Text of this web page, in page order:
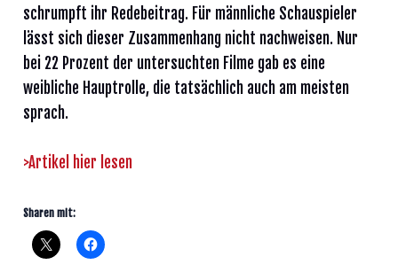
schrumpft ihr Redebeitrag. Für männliche Schauspieler
lässt sich dieser Zusammenhang nicht nachweisen. Nur
bei 22 Prozent der untersuchten Filme gab es eine
weibliche Hauptrolle, die tatsächlich auch am meisten
sprach.
>Artikel hier lesen
Sharen mit: